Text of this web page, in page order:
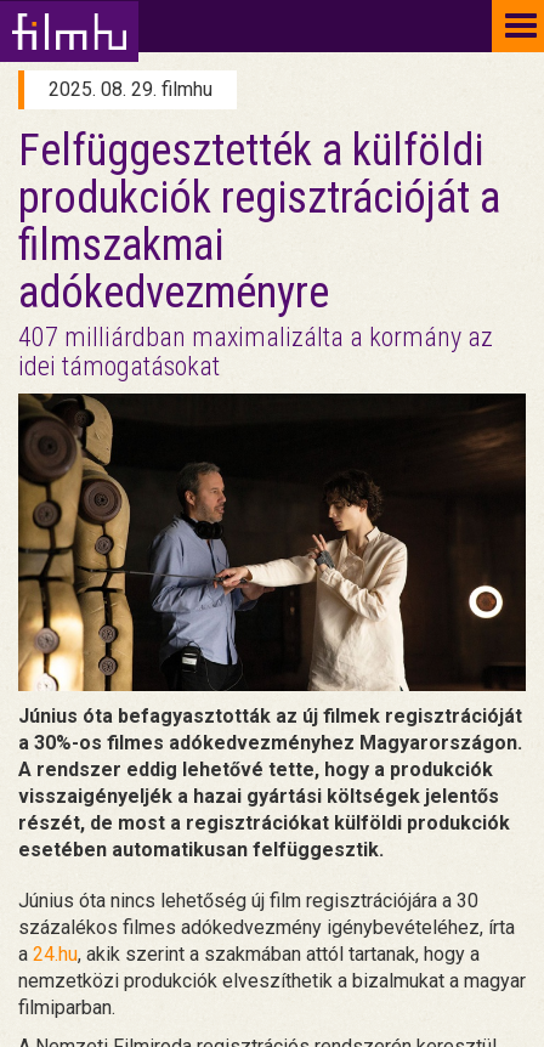
2025. 08. 29. filmhu
Felfüggesztették a külföldi
produkciók regisztrációját a
filmszakmai
adókedvezményre
407 milliárdban maximalizálta a kormány az
idei támogatásokat
Június óta befagyasztották az új filmek regisztrációját
a 30%-os filmes adókedvezményhez Magyarországon.
A rendszer eddig lehetővé tette, hogy a produkciók
visszaigényeljék a hazai gyártási költségek jelentős
részét, de most a regisztrációkat külföldi produkciók
esetében automatikusan felfüggesztik.
Június óta nincs lehetőség új film regisztrációjára a 30
százalékos filmes adókedvezmény igénybevételéhez, írta
a 24.hu, akik szerint a szakmában attól tartanak, hogy a
nemzetközi produkciók elveszíthetik a bizalmukat a magyar
filmiparban.